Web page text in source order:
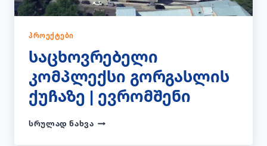
ᲞᲠᲝᲔᲥᲢᲔᲑᲘ
საცხოვრებელი
კომპლექსი გორგასლის
ქუჩაზე | ევრომშენი
ᲡᲠᲣᲚᲐᲓ ᲜᲐᲮᲕᲐᲡᲐᲪᲮᲝᲕᲠᲔᲑᲔᲚᲘ